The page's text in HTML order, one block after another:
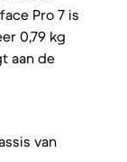
Pro 7 is
0,79 kg
aan de
van